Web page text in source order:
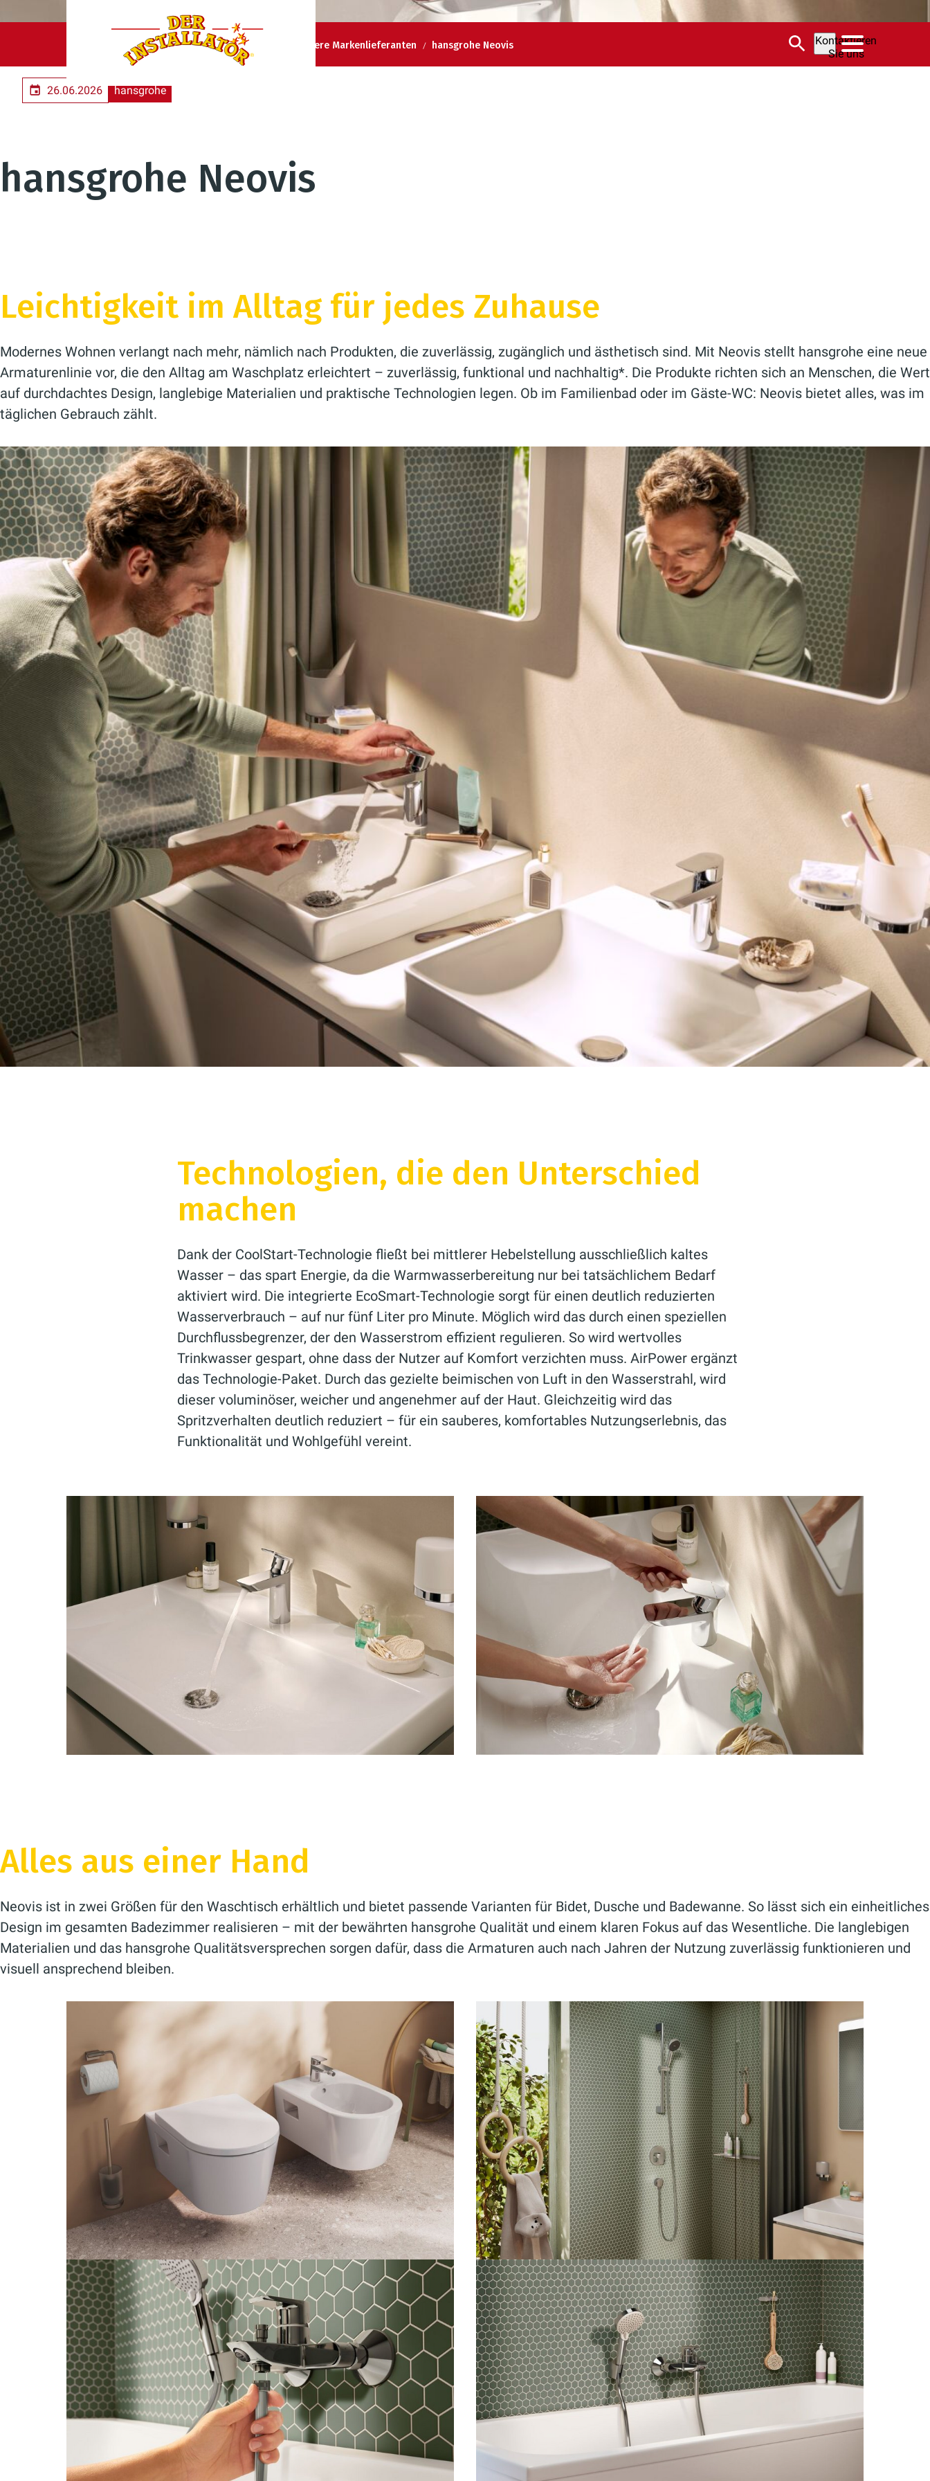
Kontaktieren
Sie uns
Der Installatör GmbH & Co. KG Unternehmen Unsere Markenlieferanten hansgrohe Neovis
26.06.2026 hansgrohe
hansgrohe Neovis
Leichtigkeit im Alltag für jedes Zuhause
Modernes Wohnen verlangt nach mehr, nämlich nach Produkten, die zuverlässig, zugänglich und ästhetisch sind. Mit Neovis stellt hansgrohe eine neue
Armaturenlinie vor, die den Alltag am Waschplatz erleichtert – zuverlässig, funktional und nachhaltig*. Die Produkte richten sich an Menschen, die Wert
auf durchdachtes Design, langlebige Materialien und praktische Technologien legen. Ob im Familienbad oder im Gäste-WC: Neovis bietet alles, was im
täglichen Gebrauch zählt.
Technologien, die den Unterschied
machen
Dank der CoolStart-Technologie fließt bei mittlerer Hebelstellung ausschließlich kaltes
Wasser – das spart Energie, da die Warmwasserbereitung nur bei tatsächlichem Bedarf
aktiviert wird. Die integrierte EcoSmart-Technologie sorgt für einen deutlich reduzierten
Wasserverbrauch – auf nur fünf Liter pro Minute. Möglich wird das durch einen speziellen
Durchflussbegrenzer, der den Wasserstrom effizient regulieren. So wird wertvolles
Trinkwasser gespart, ohne dass der Nutzer auf Komfort verzichten muss. AirPower ergänzt
das Technologie-Paket. Durch das gezielte beimischen von Luft in den Wasserstrahl, wird
dieser voluminöser, weicher und angenehmer auf der Haut. Gleichzeitig wird das
Spritzverhalten deutlich reduziert – für ein sauberes, komfortables Nutzungserlebnis, das
Funktionalität und Wohlgefühl vereint.
Alles aus einer Hand
Neovis ist in zwei Größen für den Waschtisch erhältlich und bietet passende Varianten für Bidet, Dusche und Badewanne. So lässt sich ein einheitliches
Design im gesamten Badezimmer realisieren – mit der bewährten hansgrohe Qualität und einem klaren Fokus auf das Wesentliche. Die langlebigen
Materialien und das hansgrohe Qualitätsversprechen sorgen dafür, dass die Armaturen auch nach Jahren der Nutzung zuverlässig funktionieren und
visuell ansprechend bleiben.